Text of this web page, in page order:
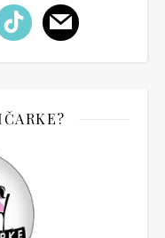
mail